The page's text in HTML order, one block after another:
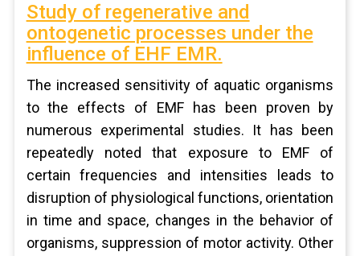
Study of regenerative and
ontogenetic processes under the
influence of EHF EMR.
The increased sensitivity of aquatic organisms
to the effects of EMF has been proven by
numerous experimental studies. It has been
repeatedly noted that exposure to EMF of
certain frequencies and intensities leads to
disruption of physiological functions, orientation
in time and space, changes in the behavior of
organisms, suppression of motor activity. Other